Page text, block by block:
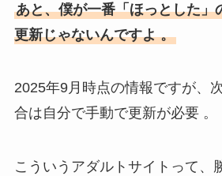
あと、僕が一番「ほっとした」
更新じゃないんですよ 。
2025年9月時点の情報ですが、
合は自分で手動で更新が必要 。
こういうアダルトサイトって、